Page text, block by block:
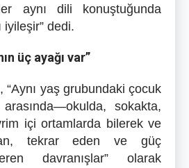
aynı dili konuştuğunda
iyileşir” dedi.
üç ayağı var”
“Aynı yaş grubundaki çocuk
sokakta,
içi ortamlarda bilerek ve
tekrar eden ve güç
davranışlar” olarak